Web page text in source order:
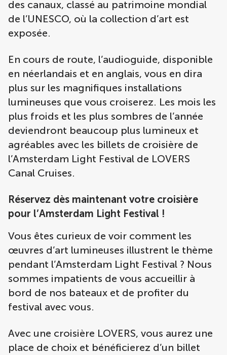
des canaux, classé au patrimoine mondial
de l’UNESCO, où la collection d’art est
exposée.
En cours de route, l’audioguide, disponible
en néerlandais et en anglais, vous en dira
plus sur les magnifiques installations
lumineuses que vous croiserez. Les mois les
plus froids et les plus sombres de l’année
deviendront beaucoup plus lumineux et
agréables avec les billets de croisière de
l’Amsterdam Light Festival de LOVERS
Canal Cruises.
Réservez dès maintenant votre croisière
pour l’Amsterdam Light Festival !
Vous êtes curieux de voir comment les
œuvres d’art lumineuses illustrent le thème
pendant l’Amsterdam Light Festival ? Nous
sommes impatients de vous accueillir à
bord de nos bateaux et de profiter du
festival avec vous.
Avec une croisière LOVERS, vous aurez une
place de choix et bénéficierez d’un billet